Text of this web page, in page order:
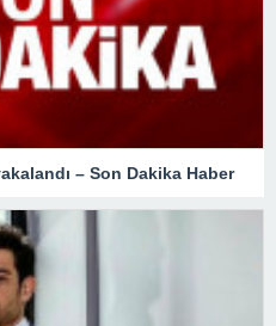
– Son Dakika Haber